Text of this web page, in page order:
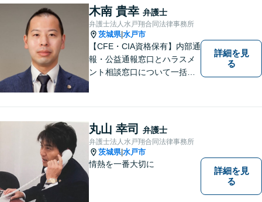
もに最善の解決を目指しま
す。
木南 貴幸 弁護士
弁護士法人水戸翔合同法律事務所
茨城県|水戸市
【CFE・CIA資格保有】内部通
報・公益通報窓口とハラスメ
ント相談窓口について一括対
詳細を見
る
丸山 幸司 弁護士
弁護士法人水戸翔合同法律事務所
茨城県|水戸市
情熱を一番大切に
詳細を見
る